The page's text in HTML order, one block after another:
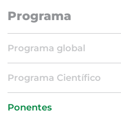
Programa
Programa global
Programa Científico
Ponentes